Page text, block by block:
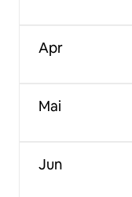
Apr
Mai
Jun